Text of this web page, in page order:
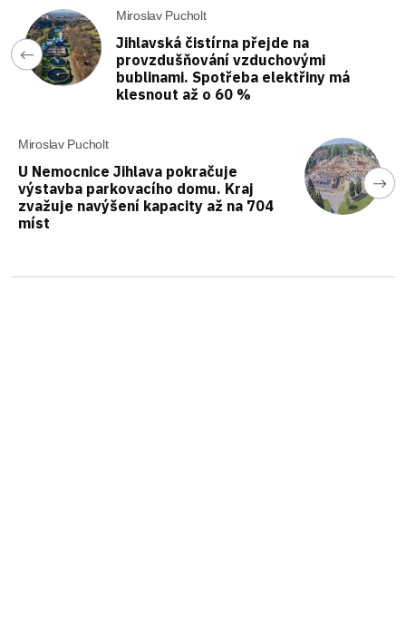
Miroslav Pucholt
Jihlavská čistírna přejde na
provzdušňování vzduchovými
bublinami. Spotřeba elektřiny má
klesnout až o 60 %
Miroslav Pucholt
U Nemocnice Jihlava pokračuje
výstavba parkovacího domu. Kraj
zvažuje navýšení kapacity až na 704
míst